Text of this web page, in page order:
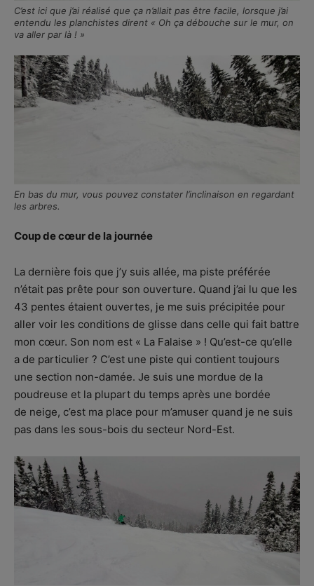
C’est ici que j’ai réalisé que ça n’allait pas être facile, lorsque j’ai
entendu les planchistes dirent « Oh ça débouche sur le mur, on
va aller par là ! »
En bas du mur, vous pouvez constater l’inclinaison en regardant
les arbres.
Coup de cœur de la journée
La dernière fois que j’y suis allée, ma piste préférée
n’était pas prête pour son ouverture. Quand j’ai lu que les
43 pentes étaient ouvertes, je me suis précipitée pour
aller voir les conditions de glisse dans celle qui fait battre
mon cœur. Son nom est « La Falaise » ! Qu’est-ce qu’elle
a de particulier ? C’est une piste qui contient toujours
une section non-damée. Je suis une mordue de la
poudreuse et la plupart du temps après une bordée
de neige, c’est ma place pour m’amuser quand je ne suis
pas dans les sous-bois du secteur Nord-Est.